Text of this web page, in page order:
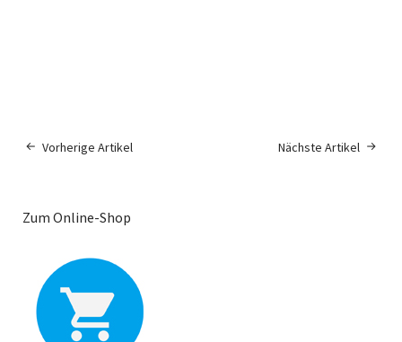
Vorherige Artikel Nächste Artikel
Zum Online-Shop